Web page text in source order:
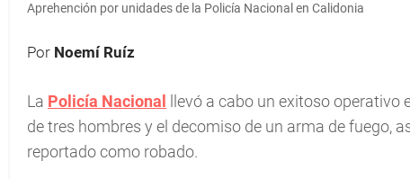
Aprehención por unidades de la Policía Nacional en Calidonia
Por Noemí Ruíz
La Policía Nacional
llevó a cabo un exitoso operativo
de tres hombres y el decomiso de un arma de fuego,
reportado como robado.